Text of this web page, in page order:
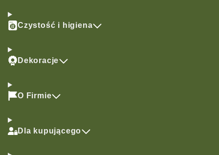
Czystość i higiena
Dekoracje
O Firmie
Dla kupującego